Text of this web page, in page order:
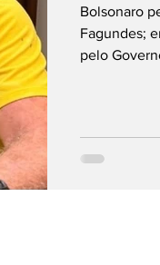
Bolsonaro
Fagundes;
pelo